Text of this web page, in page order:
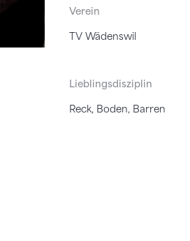
Verein
TV Wädenswil
Lieblingsdisziplin
Reck, Boden, Barren